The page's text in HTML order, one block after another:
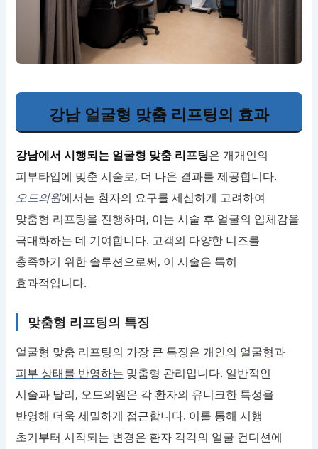
강남 얼굴형 맞춤 리프팅의 효과
강남에서 시행되는 얼굴형 맞춤 리프팅은 개개인의
피부타입에 맞춘 시술로, 더 나은 결과를 제공합니다.
오드의원에서는 환자의 요구를 세심하게 고려하여
맞춤형 리프팅을 진행하며, 이는 시술 후 얼굴의 입체감을
극대화하는 데 기여합니다. 고객의 다양한 니즈를
충족하기 위한 솔루션으로써, 이 시술은 특히
효과적입니다.
맞춤형 리프팅의 특징
얼굴형 맞춤 리프팅의 가장 큰 특징은 개인의 얼굴형과
피부 상태를 반영하는 맞춤형 관리입니다. 일반적인
시술과 달리, 오드의원은 각 환자의 유니크한 특성을
반영해 더욱 세밀하게 접근합니다. 이를 통해 시행
초기부터 시작되는 변경은 환자 각각의 얼굴 컨디션에